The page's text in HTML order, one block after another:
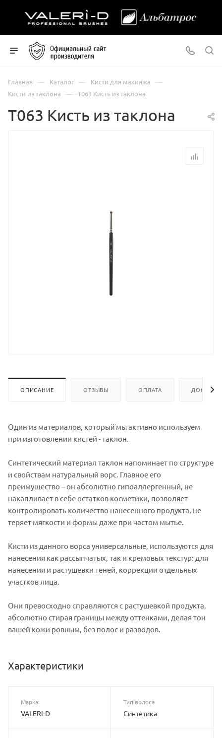
Главная — Каталог — Кисти для макияжа —
Кисти из таклона — Т063 Кисть из таклона
Т063 Кисть из таклона
ОПИСАНИЕ ОТЗЫВЫ ОПЛАТА
Один из материалов, который̆ мы активно используем
при изготовлении кистей - таклон.
Синтетический материал таклон напоминает по структуре
и свойствам натуральный ворс. Главное его
преимущество – он абсолютно гипоаллергенный, не
накапливает в себе остатков косметики, позволяет
контролировать количество нанесенного продукта, не
теряет мягкости и формы даже при частом мытье.
Кисти из данного ворса универсальные, используются для
нанесения как рассыпчатых, так и кремовых текстур: для
нанесения и растушевки теней, коррекции отдельных
участков лица.
Они превосходно справляются с растушевкой продукта,
абсолютно стирая границы между оттенками, делая тон
вашей кожи ровным, без полос и разводов.
Характеристики
Марка:
VALERI-D
Тип волоса
Синтетика